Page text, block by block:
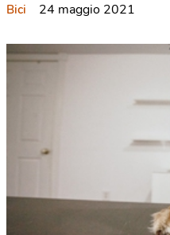
Bici 24 maggio 2021